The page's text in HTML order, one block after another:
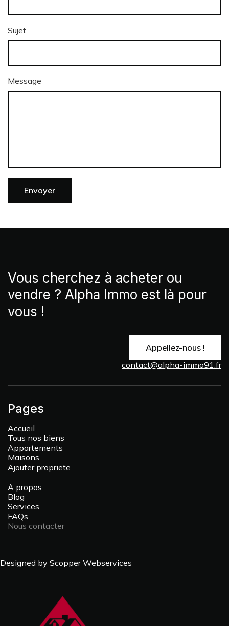
Sujet
Message
Vous cherchez à acheter ou
vendre ? Alpha Immo est là pour
vous !
Appellez-nous !
contact@alpha-immo91.fr
Pages
Accueil
Tous nos biens
Appartements
Maisons
Ajouter propriete
A propos
Blog
Services
FAQs
Nous contacter
Designed by Scopper Webservices